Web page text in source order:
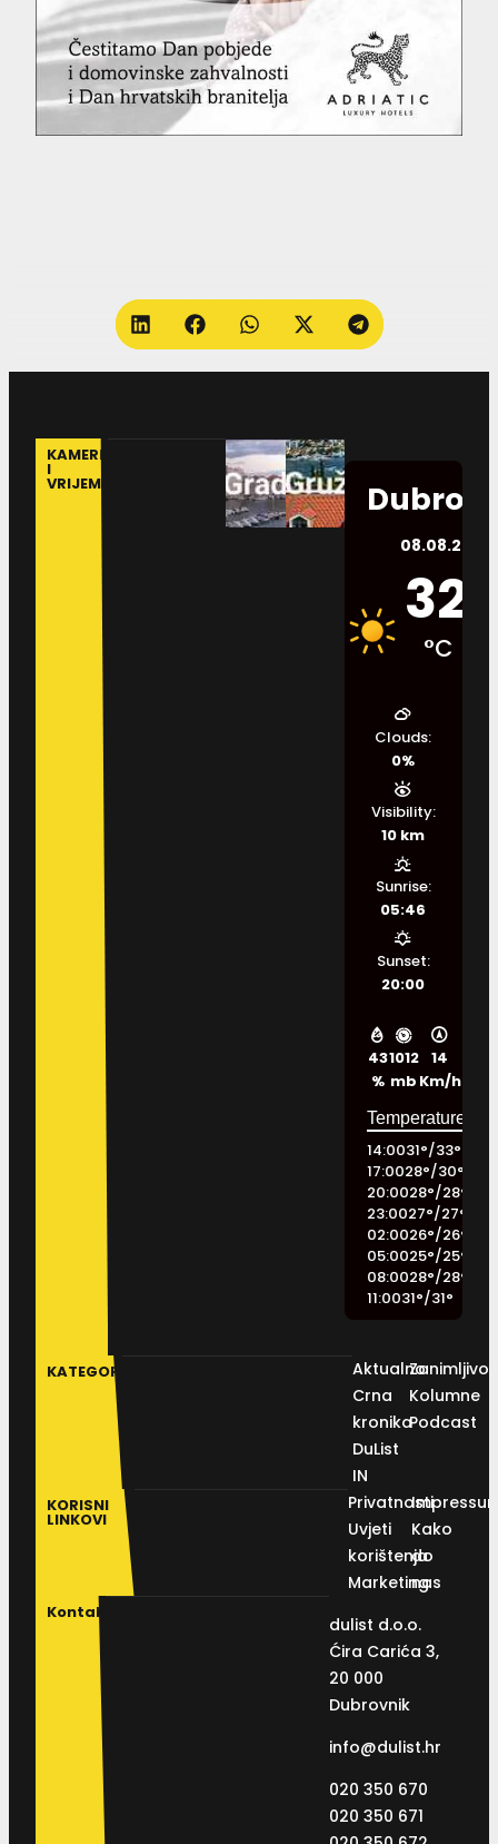
KAMERE
I
VRIJEME
08.08.2026.
32
°C
43
%
1012
mb
14
Km/h
Clouds:
0%
Visibility:
10 km
Sunrise:
05:46
Sunset:
20:00
14:0031°/33°
17:0028°/30°
20:0028°/28°
23:0027°/27°
02:0026°/26°
05:0025°/25°
08:0028°/28°
11:0031°/31°
KATEGORIJE
Aktualno
Crna
kronika
DuList
IN
Kolumne
Podcast
KORISNI
LINKOVI
Privatnosti
Uvjeti
korištenja
Marketing
Kako
do
nas
Kontakt
dulist d.o.o.
Ćira Carića 3,
20 000
Dubrovnik
info@dulist.hr
020 350 670
020 350 671